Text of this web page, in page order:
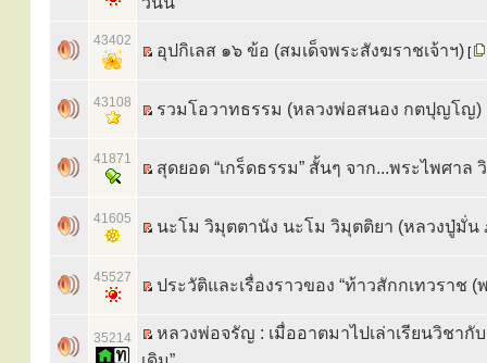
43402
อุปกิเลส ๑๖ ข้อ (สมเด็จพระสังฆราชเจ้าฯ) [
43108 รวมโอวาทธรรม (หลวงพ่อสนอง กตปุญโญ)
41871 สุดยอด “เกร็ดธรรม” สั้นๆ จาก...พระไพศาล
41605 นะโม วิมุตตานัง นะโม วิมุตติยา (หลวงปู่มั่น
45527 ประวัติและเรื่องราวของ “ท้าวสักกเทวราช (
35214
หลวงพ่อจรัญ : เมื่ออาตมาไปเล่าเรียนวิชากั